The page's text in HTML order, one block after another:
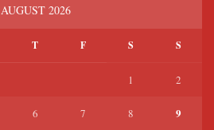
AUGUST 2026
T F S S
1 2
6 7 8 9